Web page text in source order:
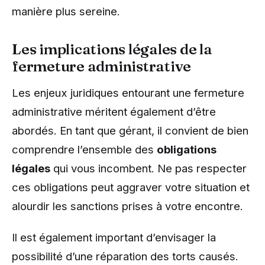
manière plus sereine.
Les implications légales de la
fermeture administrative
Les enjeux juridiques entourant une fermeture
administrative méritent également d’être
abordés. En tant que gérant, il convient de bien
comprendre l’ensemble des obligations
légales qui vous incombent. Ne pas respecter
ces obligations peut aggraver votre situation et
alourdir les sanctions prises à votre encontre.
Il est également important d’envisager la
possibilité d’une réparation des torts causés.